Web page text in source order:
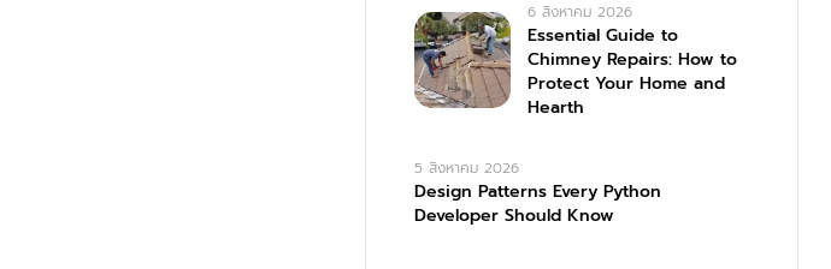
6 สิงหาคม 2026
Essential Guide to
Chimney Repairs: How to
Protect Your Home and
Hearth
5 สิงหาคม 2026
Design Patterns Every Python
Developer Should Know